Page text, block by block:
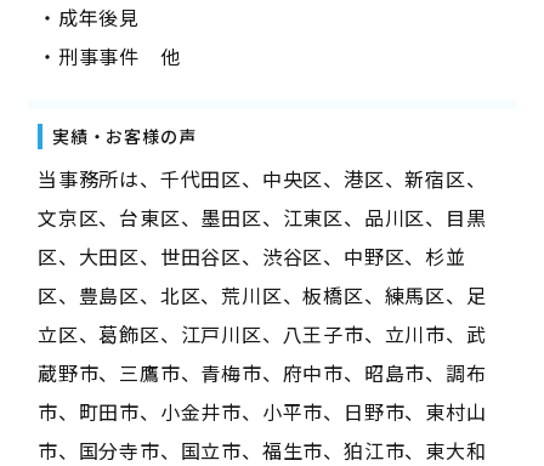
・成年後見
・刑事事件 他
実績・お客様の声
当事務所は、千代田区、中央区、港区、新宿区、
文京区、台東区、墨田区、江東区、品川区、目黒
区、大田区、世田谷区、渋谷区、中野区、杉並
区、豊島区、北区、荒川区、板橋区、練馬区、足
立区、葛飾区、江戸川区、八王子市、立川市、武
蔵野市、三鷹市、青梅市、府中市、昭島市、調布
市、町田市、小金井市、小平市、日野市、東村山
市、国分寺市、国立市、福生市、狛江市、東大和